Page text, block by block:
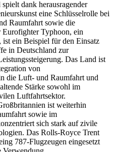
dank herausragender
eine Schlüsselrolle bei
Raumfahrt sowie die
Typhoon, ein
ein Beispiel für den Einsatz
in Deutschland zur
Das Land ist
von
die Luft- und Raumfahrt und
Stärke sowohl im
Luftfahrtsektor.
ist weiterhin
sowie im
sich stark auf zivile
Das Rolls-Royce Trent
787-Flugzeugen eingesetzt